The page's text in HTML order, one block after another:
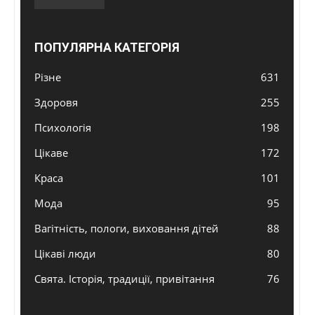
ПОПУЛЯРНА КАТЕГОРІЯ
Різне
631
Здоровя
255
Психологія
198
Цікаве
172
Краса
101
Мода
95
Вагітність, пологи, виховання дітей
88
Цікаві люди
80
Свята. Історія, традиції, привітання
76